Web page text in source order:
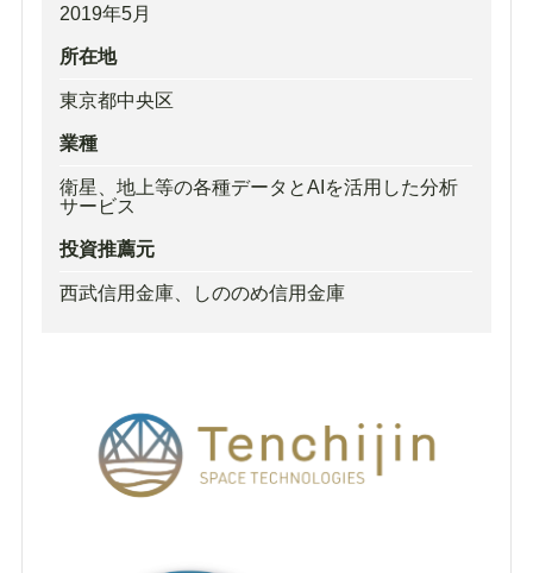
2019年5月
所在地
東京都中央区
業種
衛星、地上等の各種データとAIを活用した分析
サービス
投資推薦元
西武信用金庫、しののめ信用金庫